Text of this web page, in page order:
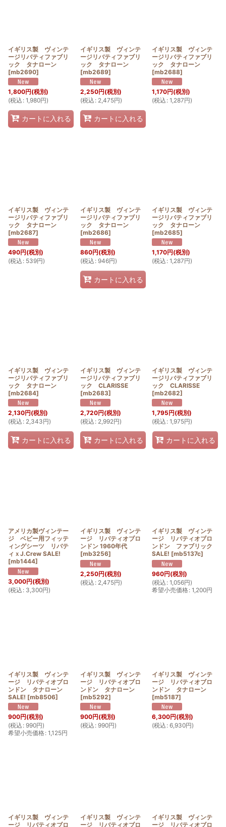
イギリス製 ヴィンテ
ージリバティファブリ
ック タナローン
[mb2690]
1,800円(税別)
(税込 : 1,980円)
カートに入れる
イギリス製 ヴィンテ
ージリバティファブリ
ック タナローン
[mb2689]
2,250円(税別)
(税込 : 2,475円)
カートに入れる
イギリス製 ヴィンテ
ージリバティファブリ
ック タナローン
[mb2688]
1,170円(税別)
(税込 : 1,287円)
イギリス製 ヴィンテ
ージリバティファブリ
ック タナローン
[mb2687]
490円(税別)
(税込 : 539円)
イギリス製 ヴィンテ
ージリバティファブリ
ック タナローン
[mb2686]
860円(税別)
(税込 : 946円)
カートに入れる
イギリス製 ヴィンテ
ージリバティファブリ
ック タナローン
[mb2685]
1,170円(税別)
(税込 : 1,287円)
イギリス製 ヴィンテ
ージリバティファブリ
ック タナローン
[mb2684]
2,130円(税別)
(税込 : 2,343円)
カートに入れる
イギリス製 ヴィンテ
ージリバティファブリ
ック CLARISSE
[mb2683]
2,720円(税別)
(税込 : 2,992円)
カートに入れる
イギリス製 ヴィンテ
ージリバティファブリ
ック CLARISSE
[mb2682]
1,795円(税別)
(税込 : 1,975円)
カートに入れる
アメリカ製ヴィンテー
ジ ベビー用フィッテ
ィングシーツ リバテ
ィｘJ.Crew SALE!
[mb1444]
3,000円(税別)
(税込 : 3,300円)
イギリス製 ヴィンテ
ージ リバティオブロ
ンドン 1960年代
[mb3256]
2,250円(税別)
(税込 : 2,475円)
イギリス製 ヴィンテ
ージ リバティオブロ
ンドン ファブリック
SALE! [mb5137c]
960円(税別)
(税込 : 1,056円)
希望小売価格: 1,200円
イギリス製 ヴィンテ
ージ リバティオブロ
ンドン タナローン
SALE! [mb8506]
900円(税別)
(税込 : 990円)
希望小売価格: 1,125円
イギリス製 ヴィンテ
ージ リバティオブロ
ンドン タナローン
[mb5292]
900円(税別)
(税込 : 990円)
イギリス製 ヴィンテ
ージ リバティオブロ
ンドン タナローン
[mb5187]
6,300円(税別)
(税込 : 6,930円)
イギリス製 ヴィンテ
ージ リバティオブロ
イギリス製 ヴィンテ
ージ リバティオブロ
イギリス製 ヴィンテ
ージ リバティオブロ